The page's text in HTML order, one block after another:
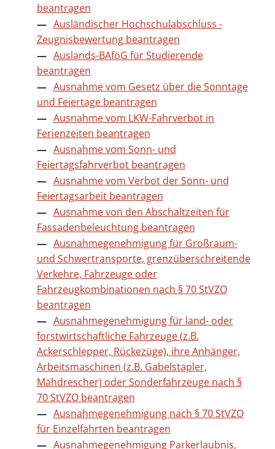
beantragen
Ausländischer Hochschulabschluss -
Zeugnisbewertung beantragen
Auslands-BAföG für Studierende
beantragen
Ausnahme vom Gesetz über die Sonntage
und Feiertage beantragen
Ausnahme vom LKW-Fahrverbot in
Ferienzeiten beantragen
Ausnahme vom Sonn- und
Feiertagsfahrverbot beantragen
Ausnahme vom Verbot der Sonn- und
Feiertagsarbeit beantragen
Ausnahme von den Abschaltzeiten für
Fassadenbeleuchtung beantragen
Ausnahmegenehmigung für Großraum-
und Schwertransporte, grenzüberschreitende
Verkehre, Fahrzeuge oder
Fahrzeugkombinationen nach § 70 StVZO
beantragen
Ausnahmegenehmigung für land- oder
forstwirtschaftliche Fahrzeuge (z.B.
Ackerschlepper, Rückezüge), ihre Anhänger,
Arbeitsmaschinen (z.B. Gabelstapler,
Mähdrescher) oder Sonderfahrzeuge nach §
70 StVZO beantragen
Ausnahmegenehmigung nach § 70 StVZO
für Einzelfahrten beantragen
Ausnahmegenehmigung Parkerlaubnis,